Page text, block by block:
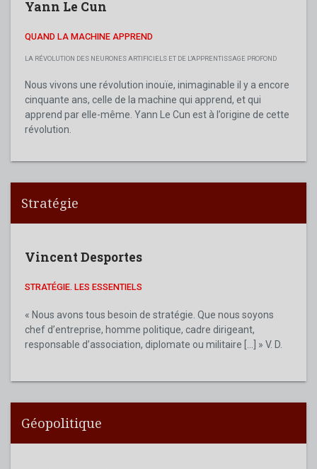
Yann Le Cun
QUAND LA MACHINE APPREND
LA RÉVOLUTION DES NEURONES ARTIFICIELS ET DE L'APPRENTISSAGE PROFOND
Nous vivons une révolution inouïe, inimaginable il y a encore
cinquante ans, celle de la machine qui apprend, et qui
apprend par elle-même. Yann Le Cun est à l’origine de cette
révolution.
Stratégie
Vincent Desportes
STRATÉGIE. LES ESSENTIELS
« Nous avons tous besoin de stratégie. Que nous soyons
chef d’entreprise, homme politique, cadre dirigeant,
responsable d’association, diplomate ou militaire [...] » V. D.
Géopolitique